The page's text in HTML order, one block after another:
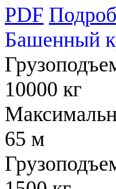
PDF
Башенный
10000 кг
65 м